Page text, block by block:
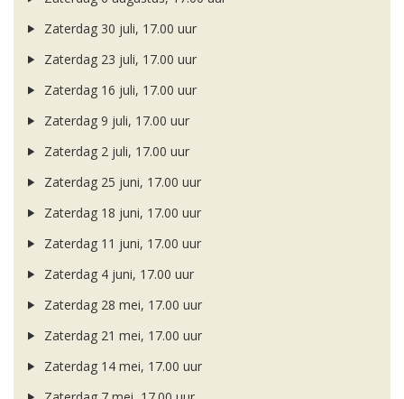
Zaterdag 30 juli, 17.00 uur
Zaterdag 23 juli, 17.00 uur
Zaterdag 16 juli, 17.00 uur
Zaterdag 9 juli, 17.00 uur
Zaterdag 2 juli, 17.00 uur
Zaterdag 25 juni, 17.00 uur
Zaterdag 18 juni, 17.00 uur
Zaterdag 11 juni, 17.00 uur
Zaterdag 4 juni, 17.00 uur
Zaterdag 28 mei, 17.00 uur
Zaterdag 21 mei, 17.00 uur
Zaterdag 14 mei, 17.00 uur